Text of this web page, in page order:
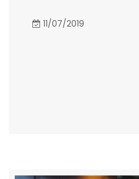
11/07/2019